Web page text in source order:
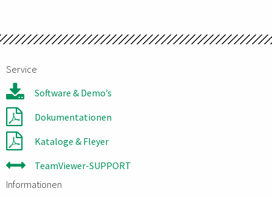
Service
Software & Demo’s
Dokumentationen
Kataloge & Fleyer
TeamViewer-SUPPORT
Informationen